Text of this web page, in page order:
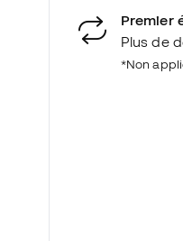
Premier
Plus de
*Non